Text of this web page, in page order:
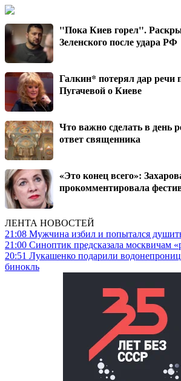
"Пока Киев горел".
Зеленского после удара РФ
Галкин* потерял дар речи
Пугачевой о Киеве
Что важно сделать в день
ответ священника
«Это конец всего»:
прокомментировала
ЛЕНТА НОВОСТЕЙ
21:08 Мужчина избил и попытался
21:00 Синоптик предсказала москвичам
20:51 Лукашенко подарили
бинокль